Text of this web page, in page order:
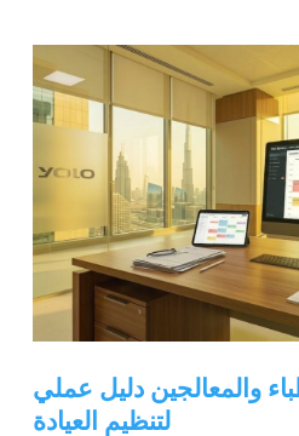
والمعالجين دليل عملي
لتنظيم العيادة